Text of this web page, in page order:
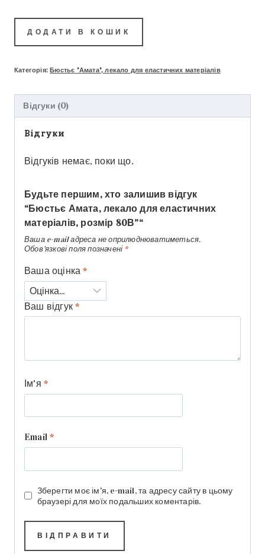
ДОДАТИ В КОШИК
Категорія:Бюстьє "Амата", лекало для еластичних матеріалів
Відгуки (0)
Відгуки
Відгуків немає, поки що.
Будьте першим, хто залишив відгук
“Бюстьє Амата, лекало для еластичних
матеріалів, розмір 80В”“
Ваша e-mail адреса не оприлюднюватиметься.
Обов’язкові поля позначені *
Ваша оцінка*
Ваш відгук*
Ім'я *
Email*
Зберегти моє ім'я, e-mail, та адресу сайту в цьому
браузері для моїх подальших коментарів.